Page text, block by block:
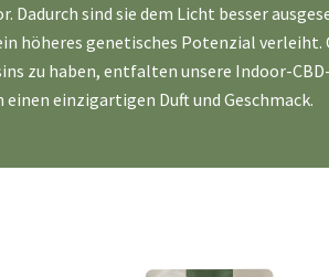
Dadurch sind sie dem Licht besser
höheres genetisches Potenzial verleiht.
zu haben, entfalten unsere Indoor-
einzigartigen Duft und Geschmack.